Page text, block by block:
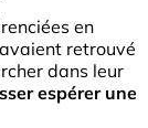
en
retrouvé
dans leur
espérer une